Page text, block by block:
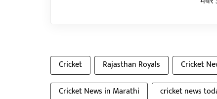
Cricket Rajasthan Royals Cricket
Cricket News in Marathi
cricket news